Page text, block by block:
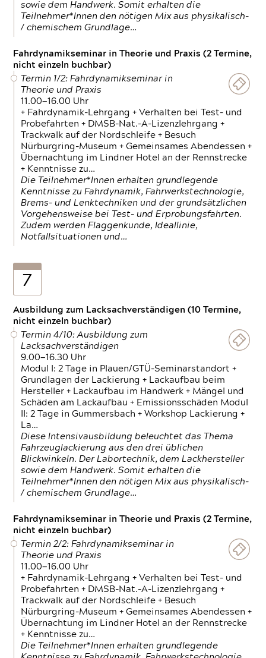
sowie dem Handwerk. Somit erhalten die
Teilnehmer*Innen den nötigen Mix aus physikalisch-
/ chemischem Grundlage…
Fahrdynamikseminar in Theorie und Praxis (2 Termine,
nicht einzeln buchbar)
Termin 1/2: Fahrdynamikseminar in
Theorie und Praxis
11.00—16.00 Uhr
+ Fahrdynamik-Lehrgang + Verhalten bei Test- und
Probefahrten + DMSB-Nat.-A-Lizenzlehrgang +
Trackwalk auf der Nordschleife + Besuch
Nürburgring-Museum + Gemeinsames Abendessen +
Übernachtung im Lindner Hotel an der Rennstrecke
+ Kenntnisse zu…
Die Teilnehmer*Innen erhalten grundlegende
Kenntnisse zu Fahrdynamik, Fahrwerkstechnologie,
Brems- und Lenktechniken und der grundsätzlichen
Vorgehensweise bei Test- und Erprobungsfahrten.
Zudem werden Flaggenkunde, Ideallinie,
Notfallsituationen und…
7
Ausbildung zum Lacksachverständigen (10 Termine,
nicht einzeln buchbar)
Termin 4/10: Ausbildung zum
Lacksachverständigen
9.00—16.30 Uhr
Modul I: 2 Tage in Plauen/GTÜ-Seminarstandort +
Grundlagen der Lackierung + Lackaufbau beim
Hersteller + Lackaufbau im Handwerk + Mängel und
Schäden am Lackaufbau + Emissionsschäden Modul
II: 2 Tage in Gummersbach + Workshop Lackierung +
La…
Diese Intensivausbildung beleuchtet das Thema
Fahrzeuglackierung aus den drei üblichen
Blickwinkeln. Der Labortechnik, dem Lackhersteller
sowie dem Handwerk. Somit erhalten die
Teilnehmer*Innen den nötigen Mix aus physikalisch-
/ chemischem Grundlage…
Fahrdynamikseminar in Theorie und Praxis (2 Termine,
nicht einzeln buchbar)
Termin 2/2: Fahrdynamikseminar in
Theorie und Praxis
11.00—16.00 Uhr
+ Fahrdynamik-Lehrgang + Verhalten bei Test- und
Probefahrten + DMSB-Nat.-A-Lizenzlehrgang +
Trackwalk auf der Nordschleife + Besuch
Nürburgring-Museum + Gemeinsames Abendessen +
Übernachtung im Lindner Hotel an der Rennstrecke
+ Kenntnisse zu…
Die Teilnehmer*Innen erhalten grundlegende